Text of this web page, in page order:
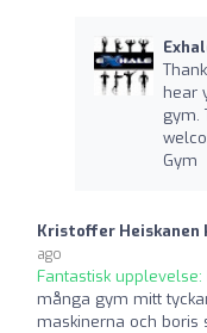
hear
gym.
Gym
Kristoffer Heiskanen
ago
Fantastisk upplevelse:
många gym mitt
maskinerna och boris